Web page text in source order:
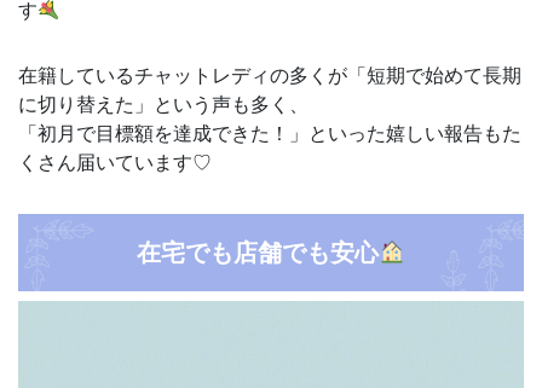
す
在籍しているチャットレディの多くが「短期で始めて長期
に切り替えた」という声も多く、
「初月で目標額を達成できた！」といった嬉しい報告もた
くさん届いています♡
在宅でも店舗でも安心